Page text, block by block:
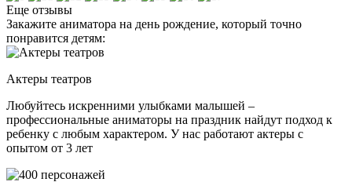
Еще отзывы
Закажите аниматора на день рождение, который точно
понравится детям:
Актеры театров
Любуйтесь искренними улыбками малышей –
профессиональные аниматоры на праздник найдут подход к
ребенку с любым характером. У нас работают актеры с
опытом от 3 лет